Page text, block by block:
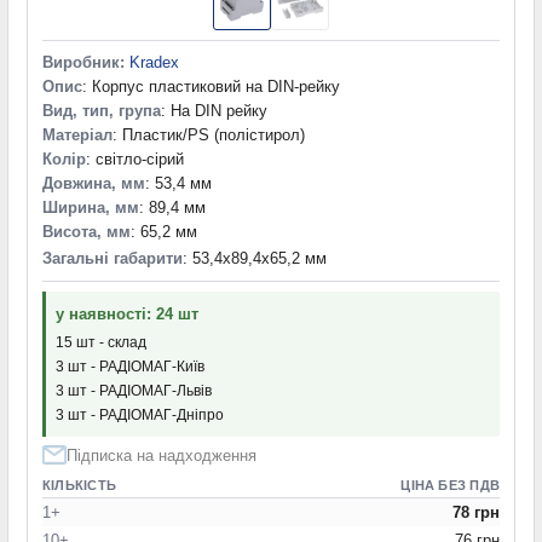
154,0x84,5x42,5 мм(1)
154,2x73,8x94,5 мм
154,4x84,5x42,5 мм
154,4x84,8x42,8 мм(2)
155,0x108,0x38,0 мм
155,0x110,0x64,0 мм
155,0x135,0x220,0 мм
155,0x75,0x28,0 мм
155,0x75,0x43,0 мм(1)
155,97x80,0x57,0 мм(1)
156,0x76,0x42,0 мм
156,8x49,4x27,0 мм
157,0x84,0x30,0 мм
157,8x95,5x50,5 мм(1)
158,0x45,0x46,0 мм(1)
158,0x82,0x55,0 мм
158,0x90,0x61,0 мм(2)
Виробник: Kradex
Опис: Корпус пластиковий на DIN-рейку
Вид, тип, група: На DIN рейку
Матеріал: Пластик/PS (полістирол)
Колір: світло-сірий
Довжина, мм: 53,4 мм
Ширина, мм: 89,4 мм
Висота, мм: 65,2 мм
Загальні габарити: 53,4x89,4x65,2 мм
у наявності: 24 шт
15 шт - склад
3 шт - РАДІОМАГ-Київ
3 шт - РАДІОМАГ-Львів
3 шт - РАДІОМАГ-Дніпро
Підписка на надходження
КІЛЬКІСТЬ ЦІНА БЕЗ ПДВ
1+
78 грн